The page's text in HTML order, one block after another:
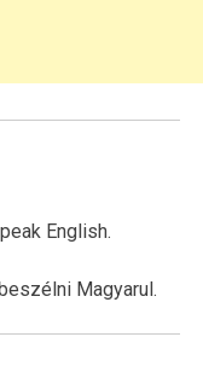
English.
Magyarul.